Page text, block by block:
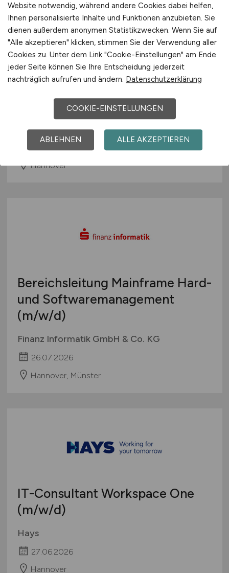
Anlagenbuchhaltung(m/w/d)
Diakovere gGmbH
Hannover
Bereichsleitung Mainframe Hard-
und Softwaremanagement
(m/w/d)
Finanz Informatik GmbH & Co. KG
26.07.2026
Hannover, Münster
IT-Consultant Workspace One
(m/w/d)
Hays
27.06.2026
Hannover
Website notwendig, während andere Cookies dabei helfen,
Ihnen personalisierte Inhalte und Funktionen anzubieten. Sie
dienen außerdem anonymen Statistikzwecken. Wenn Sie auf
"Alle akzeptieren" klicken, stimmen Sie der Verwendung aller
Cookies zu. Unter dem Link "Cookie-Einstellungen" am Ende
jeder Seite können Sie Ihre Entscheidung jederzeit
nachträglich aufrufen und ändern. Datenschutzerklärung
COOKIE-EINSTELLUNGEN
ABLEHNEN ALLE AKZEPTIEREN